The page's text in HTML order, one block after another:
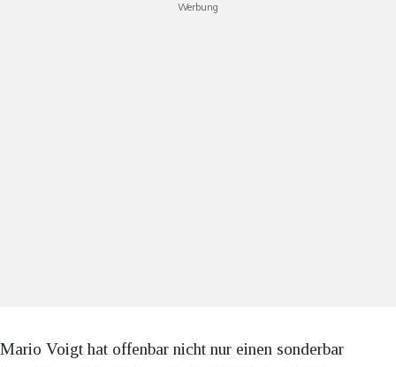
Werbung
Mario Voigt hat offenbar nicht nur einen sonderbar